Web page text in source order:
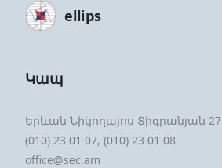
ellips
Կապ
Երևան Նիկողայոս Տիգրանյան 27
(010) 23 01 07, (010) 23 01 08
office@sec.am